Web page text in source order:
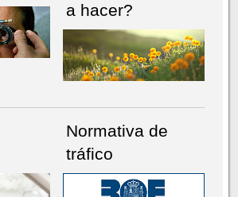
a hacer?
Normativa de
tráfico